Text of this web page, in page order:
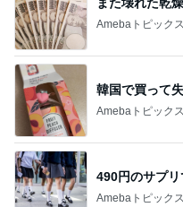
Amebaトピックス
韓国で買って
Amebaトピックス
490円のサプ
Amebaトピックス